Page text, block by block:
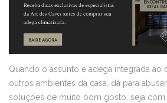
Quando o assunto é adega integrada ao
outros ambientes da casa, dá para
soluções de muito bom gosto, seja com